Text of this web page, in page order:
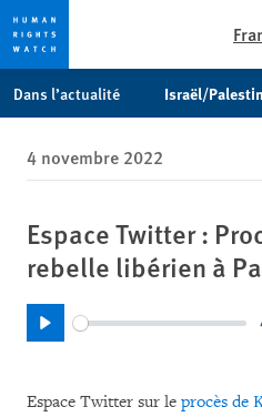
to
privacy
notice
to
content
Dans l’actualité Israël/
4 novembre 2022
Espace Twitter :
rebelle libérien à
Play
Espace Twitter sur le procès de